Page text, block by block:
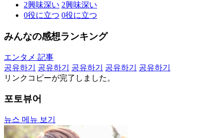
2興味深い 2興味深い
0役に立つ 0役に立つ
みんなの感想ランキング
エンタメ 記事
공유하기
공유하기 공유하기 공유하기
공유하기
リンクコピーが完了しました。
포토뷰어
뉴스 메뉴 보기